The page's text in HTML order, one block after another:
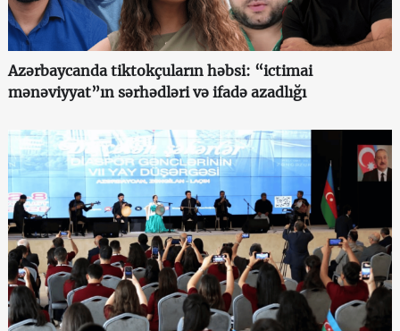
Azərbaycanda tiktokçuların həbsi: “ictimai
mənəviyyat”ın sərhədləri və ifadə azadlığı